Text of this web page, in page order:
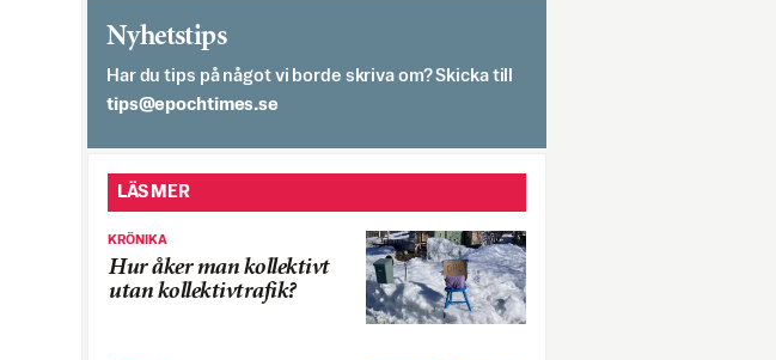
Nyhetstips
Har du tips på något vi borde skriva om? Skicka till
es.semithcope@spit
LÄS MER
KRÖNIKA
Hur åker man kollektivt
utan kollektivtrafik?